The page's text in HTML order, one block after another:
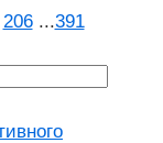
206 ...391